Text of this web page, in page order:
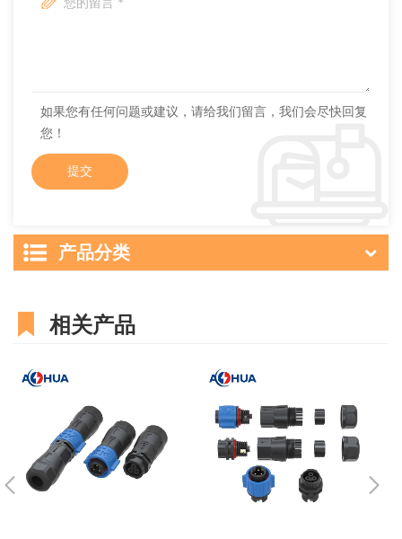
如果您有任何问题或建议，请给我们留言，我们会尽快回复
您！
产品分类
相关产品